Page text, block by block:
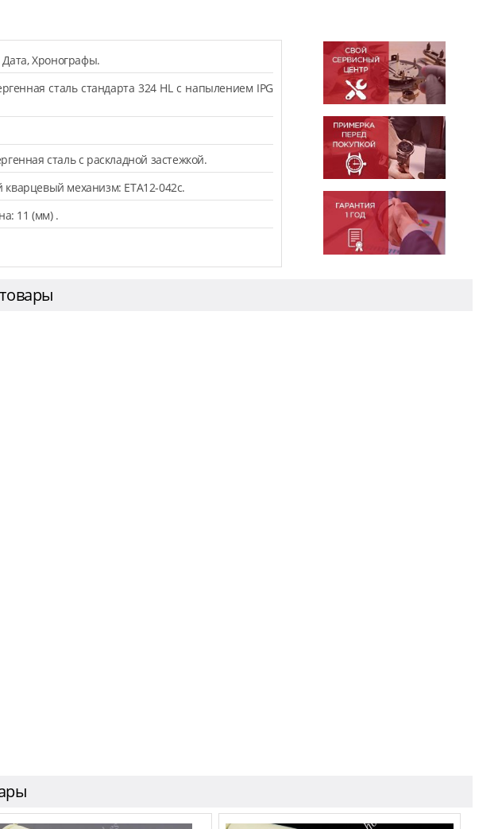
Хронографы.
сталь стандарта 324 HL с напылением IPG
сталь с раскладной застежкой.
механизм: ETA12-042c.
11 (мм) .